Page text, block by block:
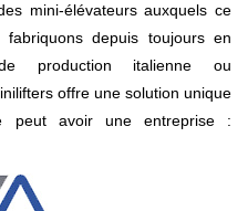
mini-élévateurs auxquels ce
depuis toujours en
production italienne ou
offre une solution unique
peut avoir une entreprise :